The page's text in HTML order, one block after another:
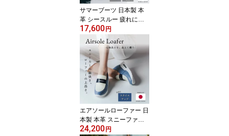
サマーブーツ 日本製 本
革 シースルー 疲れにく
い 歩きやすい 美脚 3E 3.
5cmヒール チュールブー
ツ 春ブーツ 夏ブーツ バ
ックファスナー 痛くない
大人のシアー お出かけブ
ーツ 透け メッシュ レデ
ィース スプリングブーツ
ショートブーツ 上品 お
しゃれ きれいめ
17,600 円
エアソールローファー 日
本製 本革 スニーファー
上品 全3色 スニーカー 歩
24,200 円